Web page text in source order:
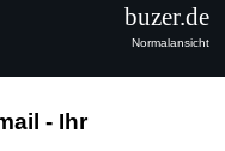
- Ihr
buzer.de
Normalansicht